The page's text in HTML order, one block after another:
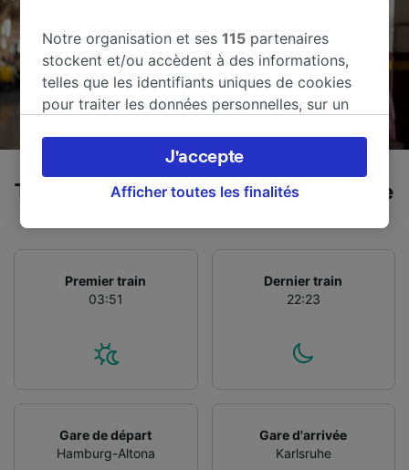
Trains de Hamburg-Altona à Karlsruhe
Premier train
03:51
Dernier train
22:23
Gare de départ
Hamburg-Altona
Gare d'arrivée
Karlsruhe
Notre organisation et ses115 partenaires
stockent et/ou accèdent à des informations,
telles que les identifiants uniques de cookies
pour traiter les données personnelles, sur un
préférences, notamment en exerçant votre
droit d’opposition à l’intérêt légitime, en
cliquant ci-dessous ou à tout moment sur la
et n’affecteront pas les données de navigation.
Vos données ne seront pas utilisées à des fins
de traçage si vous nous avez demandé de ne
Nos équipes ainsi que nos partenaires
externes, traitent des données selon les
finalités suivantes :
précises. Analyser activement les
caractéristiques de l’appareil pour
Afficher toutes les finalités
J'accepte